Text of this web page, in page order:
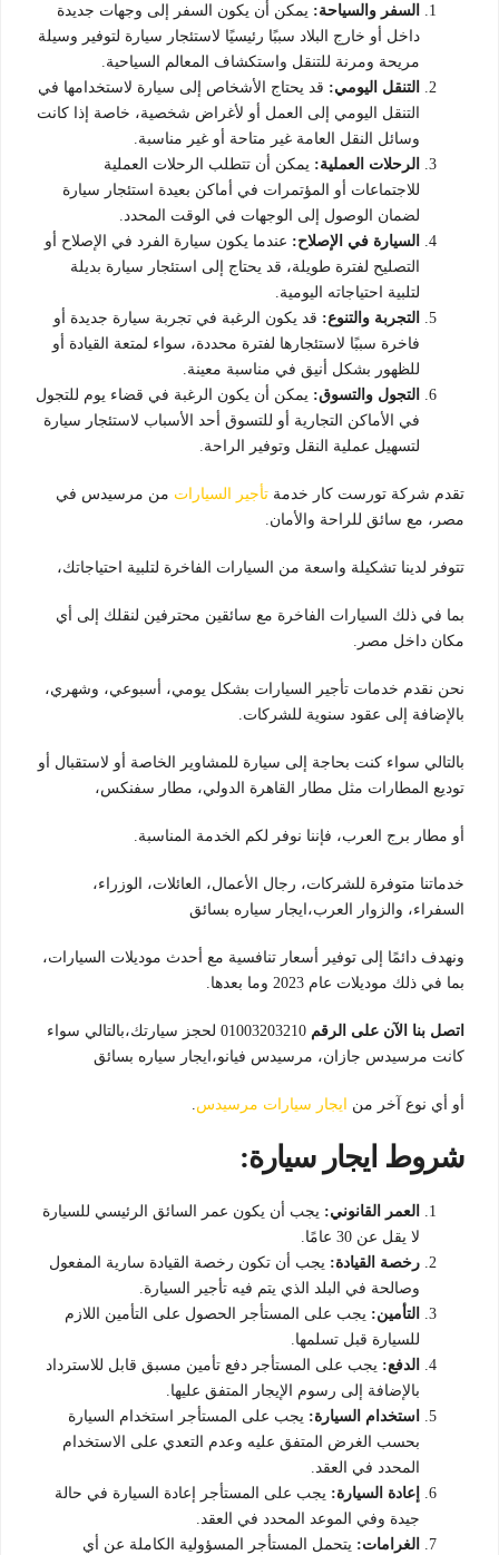
السفر والسياحة: يمكن أن يكون السفر إلى وجهات جديدة
داخل أو خارج البلاد سببًا رئيسيًا لاستئجار سيارة لتوفير وسيلة
مريحة ومرنة للتنقل واستكشاف المعالم السياحية.
التنقل اليومي: قد يحتاج الأشخاص إلى سيارة لاستخدامها في
التنقل اليومي إلى العمل أو لأغراض شخصية، خاصة إذا كانت
وسائل النقل العامة غير متاحة أو غير مناسبة.
الرحلات العملية: يمكن أن تتطلب الرحلات العملية
للاجتماعات أو المؤتمرات في أماكن بعيدة استئجار سيارة
لضمان الوصول إلى الوجهات في الوقت المحدد.
السيارة في الإصلاح: عندما يكون سيارة الفرد في الإصلاح أو
التصليح لفترة طويلة، قد يحتاج إلى استئجار سيارة بديلة
لتلبية احتياجاته اليومية.
التجربة والتنوع: قد يكون الرغبة في تجربة سيارة جديدة أو
فاخرة سببًا لاستئجارها لفترة محددة، سواء لمتعة القيادة أو
للظهور بشكل أنيق في مناسبة معينة.
التجول والتسوق: يمكن أن يكون الرغبة في قضاء يوم للتجول
في الأماكن التجارية أو للتسوق أحد الأسباب لاستئجار سيارة
لتسهيل عملية النقل وتوفير الراحة.
تقدم شركة تورست كار خدمة تأجير السيارات من مرسيدس في
مصر، مع سائق للراحة والأمان.
تتوفر لدينا تشكيلة واسعة من السيارات الفاخرة لتلبية احتياجاتك،
بما في ذلك السيارات الفاخرة مع سائقين محترفين لنقلك إلى أي
مكان داخل مصر.
نحن نقدم خدمات تأجير السيارات بشكل يومي، أسبوعي، وشهري،
بالإضافة إلى عقود سنوية للشركات.
بالتالي سواء كنت بحاجة إلى سيارة للمشاوير الخاصة أو لاستقبال أو
توديع المطارات مثل مطار القاهرة الدولي، مطار سفنكس،
أو مطار برج العرب، فإننا نوفر لكم الخدمة المناسبة.
خدماتنا متوفرة للشركات، رجال الأعمال، العائلات، الوزراء،
السفراء، والزوار العرب،ايجار سياره بسائق
ونهدف دائمًا إلى توفير أسعار تنافسية مع أحدث موديلات السيارات،
بما في ذلك موديلات عام 2023 وما بعدها.
اتصل بنا الآن على الرقم
01003203210 لحجز سيارتك،بالتالي سواء
كانت مرسيدس جازان، مرسيدس فيانو،ايجار سياره بسائق
أو أي نوع آخر من ايجار سيارات مرسيدس
شروط ايجار سيارة:
العمر القانوني: يجب أن يكون عمر السائق الرئيسي للسيارة
لا يقل عن 30 عامًا.
رخصة القيادة: يجب أن تكون رخصة القيادة سارية المفعول
وصالحة في البلد الذي يتم فيه تأجير السيارة.
التأمين: يجب على المستأجر الحصول على التأمين اللازم
للسيارة قبل تسلمها.
الدفع: يجب على المستأجر دفع تأمين مسبق قابل للاسترداد
بالإضافة إلى رسوم الإيجار المتفق عليها.
استخدام السيارة: يجب على المستأجر استخدام السيارة
بحسب الغرض المتفق عليه وعدم التعدي على الاستخدام
المحدد في العقد.
إعادة السيارة: يجب على المستأجر إعادة السيارة في حالة
جيدة وفي الموعد المحدد في العقد.
الغرامات: يتحمل المستأجر المسؤولية الكاملة عن أي